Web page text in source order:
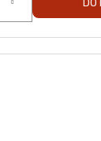
Bordó